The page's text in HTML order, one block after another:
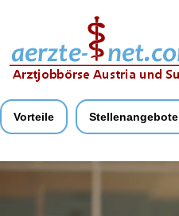
Vorteile Stellenangebote